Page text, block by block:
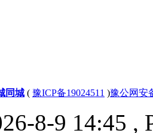
同城 ( 豫ICP备19024511 )豫公网安
8-9 14:45 ,